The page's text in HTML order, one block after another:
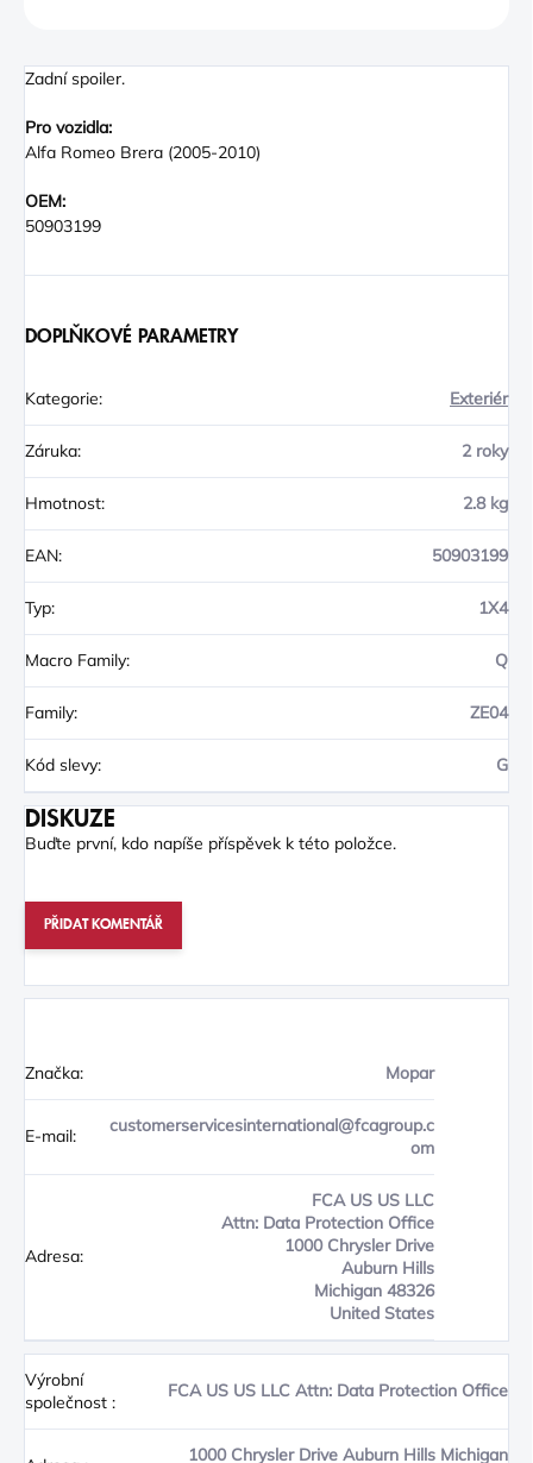
Zadní spoiler.
Pro vozidla:
Alfa Romeo Brera (2005-2010)
OEM:
50903199
DOPLŇKOVÉ PARAMETRY
Kategorie: Exteriér
Záruka: 2 roky
Hmotnost: 2.8 kg
EAN: 50903199
Typ: 1X4
Macro Family: Q
Family: ZE04
Kód slevy: G
DISKUZE
Buďte první, kdo napíše příspěvek k této položce.
PŘIDAT KOMENTÁŘ
Značka: Mopar
E-mail:
customerservicesinternational@fcagroup.c
om
Adresa:
FCA US US LLC
Attn: Data Protection Office
1000 Chrysler Drive
Auburn Hills
Michigan 48326
United States
Výrobní
společnost :
FCA US US LLC Attn: Data Protection Office
1000 Chrysler Drive Auburn Hills Michigan